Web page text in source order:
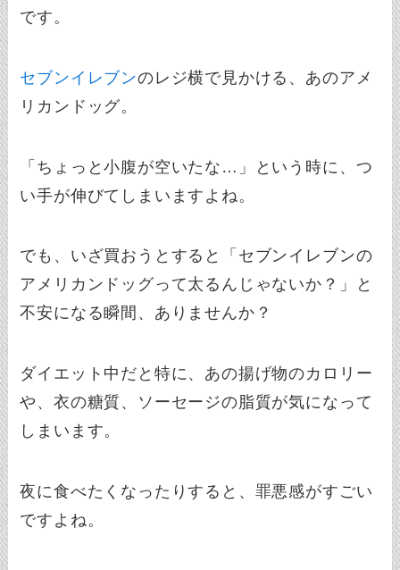
です。
セブンイレブンのレジ横で見かける、あのアメ
リカンドッグ。
「ちょっと小腹が空いたな…」という時に、つ
い手が伸びてしまいますよね。
でも、いざ買おうとすると「セブンイレブンの
アメリカンドッグって太るんじゃないか？」と
不安になる瞬間、ありませんか？
ダイエット中だと特に、あの揚げ物のカロリー
や、衣の糖質、ソーセージの脂質が気になって
しまいます。
夜に食べたくなったりすると、罪悪感がすごい
ですよね。